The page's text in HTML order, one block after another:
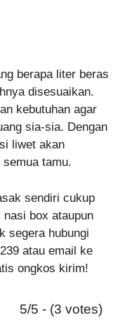
berapa liter beras
disesuaikan.
kebutuhan agar
sia-sia. Dengan
liwet akan
tamu.
sendiri cukup
box ataupun
segera hubungi
atau email ke
ongkos kirim!
5/5 - (3 votes)